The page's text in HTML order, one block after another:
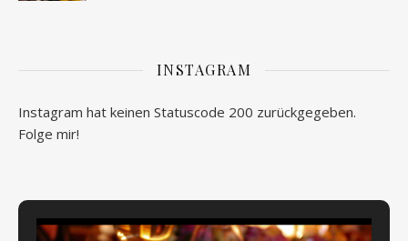
INSTAGRAM
Instagram hat keinen Statuscode 200 zurückgegeben.
Folge mir!